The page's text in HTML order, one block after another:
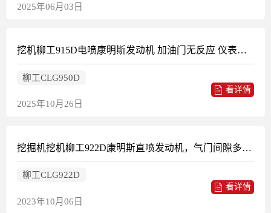
2025年06月03日
挖机柳工915D电喷康明斯发动机 加油门无反应 仪表有档位显示
柳工CLG950D
2025年10月26日
看详情
挖掘机挖机柳工922D康明斯直喷发动机，气门间隙多少？
柳工CLG922D
2023年10月06日
看详情